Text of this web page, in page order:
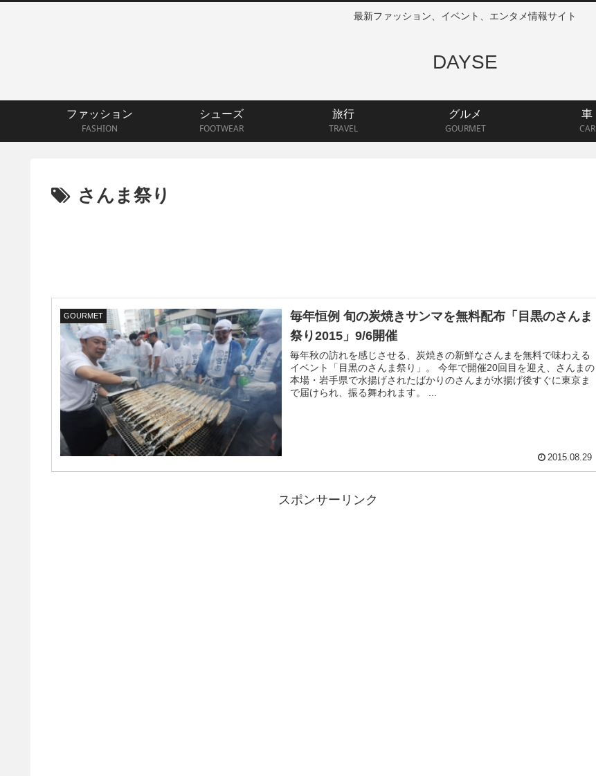
最新ファッション、イベント、エンタメ情報サイト
DAYSE
ファッション
FASHION
シューズ
FOOTWEAR
旅行
TRAVEL
グルメ
GOURMET
車
CAR
さんま祭り
GOURMET
毎年恒例 旬の炭焼きサンマを無料配布「目黒のさんま
祭り2015」9/6開催
毎年秋の訪れを感じさせる、炭焼きの新鮮なさんまを無料で味わえる
イベント「目黒のさんま祭り」。 今年で開催20回目を迎え、さんまの
本場・岩手県で水揚げされたばかりのさんまが水揚げ後すぐに東京ま
で届けられ、振る舞われます。 ...
2015.08.29
スポンサーリンク